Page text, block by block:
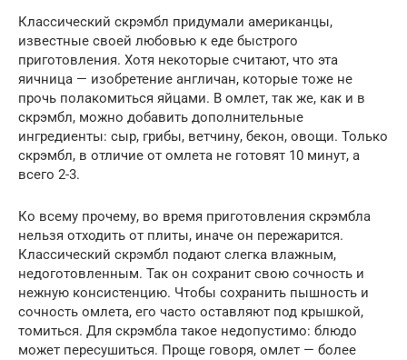
Классический скрэмбл придумали американцы,
известные своей любовью к еде быстрого
приготовления. Хотя некоторые считают, что эта
яичница — изобретение англичан, которые тоже не
прочь полакомиться яйцами. В омлет, так же, как и в
скрэмбл, можно добавить дополнительные
ингредиенты: сыр, грибы, ветчину, бекон, овощи. Только
скрэмбл, в отличие от омлета не готовят 10 минут, а
всего 2-3.
Ко всему прочему, во время приготовления скрэмбла
нельзя отходить от плиты, иначе он пережарится.
Классический скрэмбл подают слегка влажным,
недоготовленным. Так он сохранит свою сочность и
нежную консистенцию. Чтобы сохранить пышность и
сочность омлета, его часто оставляют под крышкой,
томиться. Для скрэмбла такое недопустимо: блюдо
может пересушиться. Проще говоря, омлет — более